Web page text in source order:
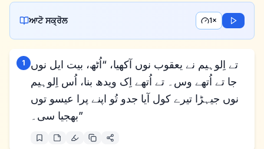
ਆਟੋ ਸਕ੍ਰੋਲ 1×
1
تے اِلوہیم نے یعقوب نوں آکھیا، “اُٹھ، بیت ایل نوں
جا تے اُتھے وس۔ تے اُتھے اِک ویدھ بنا، اُس اِلوہیم
نوں جیہڑا تیرے کول آیا جدو تُو اپنے پرا عیسو توں
بھجیا سی۔”